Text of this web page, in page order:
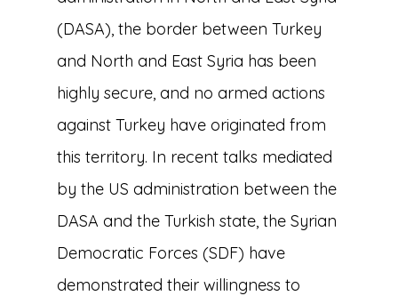
(DASA), the border between Turkey
and North and East Syria has been
highly secure, and no armed actions
against Turkey have originated from
this territory. In recent talks mediated
by the US administration between the
DASA and the Turkish state, the Syrian
Democratic Forces (SDF) have
demonstrated their willingness to